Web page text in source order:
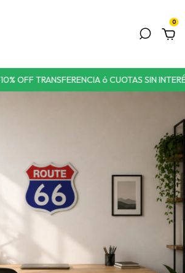
0
OFF TRANSFERENCIA ó CUOTAS SIN